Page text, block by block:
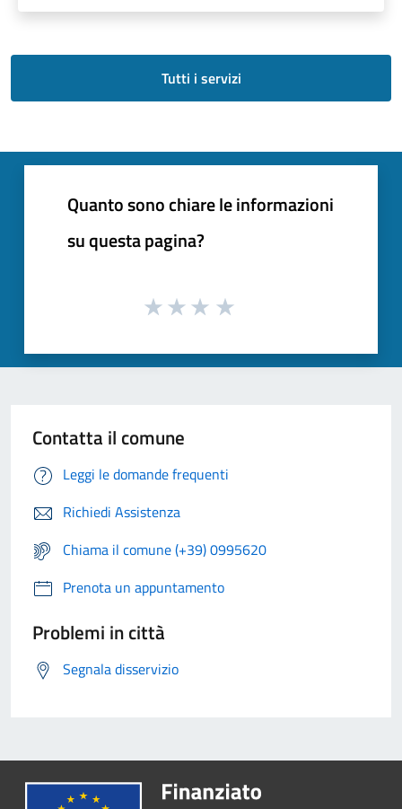
Tutti i servizi
Quanto sono chiare le informazioni
su questa pagina?
Contatta il comune
Leggi le domande frequenti
Richiedi Assistenza
Chiama il comune (+39) 0995620
Prenota un appuntamento
Problemi in città
Segnala disservizio